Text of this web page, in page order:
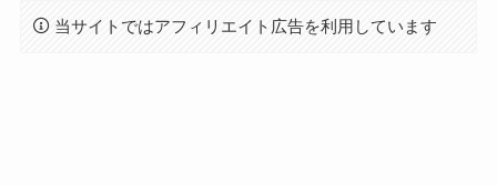
当サイトではアフィリエイト広告を利用しています